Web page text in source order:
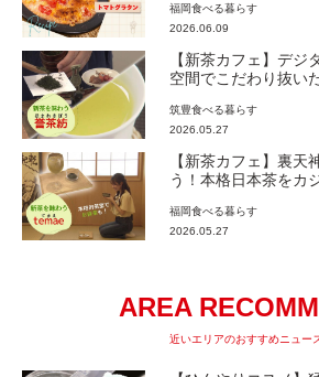
福岡食べる暮らす
2026.06.09
【新茶カフェ】デジ
空間でこだわり抜い
筑豊食べる暮らす
2026.05.27
【新茶カフェ】裏天
う！本格日本茶をカ
福岡食べる暮らす
2026.05.27
AREA
近いエリアのおすすめニュー